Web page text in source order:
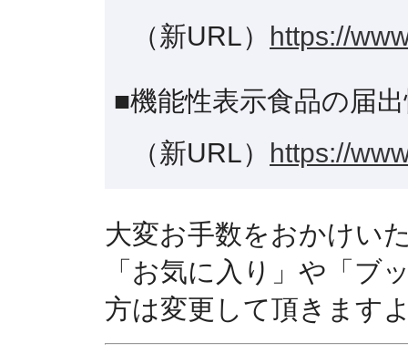
（新URL） https://
■機能性表示食品の届
（新URL） https://
大変お手数をおかけい
「お気に入り」や「ブ
方は変更して頂きます